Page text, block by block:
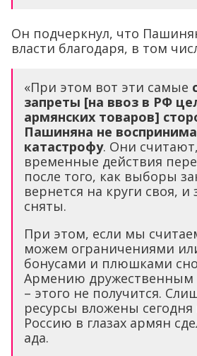
Он подчеркнул, что
власти благодаря, в том
«При этом вот эти самые
запреты [на ввоз в РФ
армянских товаров]
Пашиняна не
катастрофу. Они
временные действия
после того, как выборы
вернется на круги своя, и
сняты.
При этом, если мы
можем ограничениями
бонусами и плюшками
Армению дружественным
– этого не получится.
ресурсы вложены
Россию в глазах армян
ада.